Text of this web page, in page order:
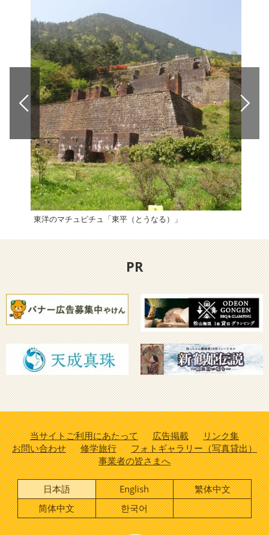
東洋のマチュピチュ「東平（とうなる）」
PR
当サイトご利用にあたって 広告掲載
リンク集
お問い合わせ
修学旅行
フォトギャラリー（写真貸出）
事業者の皆さまへ
日本語 English
繁体中文
简体中文
한국어